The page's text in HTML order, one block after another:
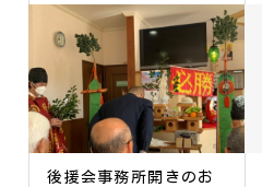
後援会事務所開きのお